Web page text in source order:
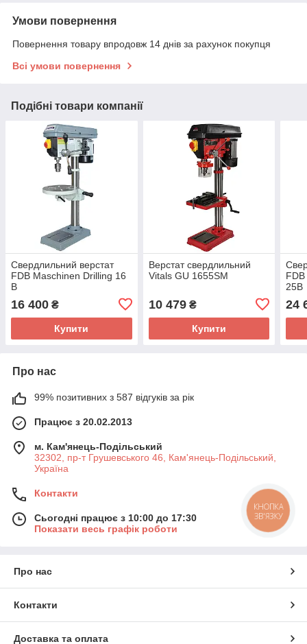
Умови повернення
Повернення товару впродовж 14 днів за рахунок покупця
Всі умови повернення
Подібні товари компанії
Свердлильний верстат
FDB Maschinen Drilling 16
B
16 400 ₴
Купити
Верстат свердлильний
Vitals GU 1655SM
10 479₴
Купити
25B
24
Про нас
99% позитивних з 587 відгуків за рік
Працює з 20.02.2013
м. Кам'янець-Подільський
32302, пр-т Грушевського 46, Кам'янець-Подільський,
Україна
Контакти
Сьогодні працює з 10:00 до 17:30
Показати весь графік роботи
Про нас
Контакти
Доставка та оплата
КНОПКА
ЗВ'ЯЗКУ